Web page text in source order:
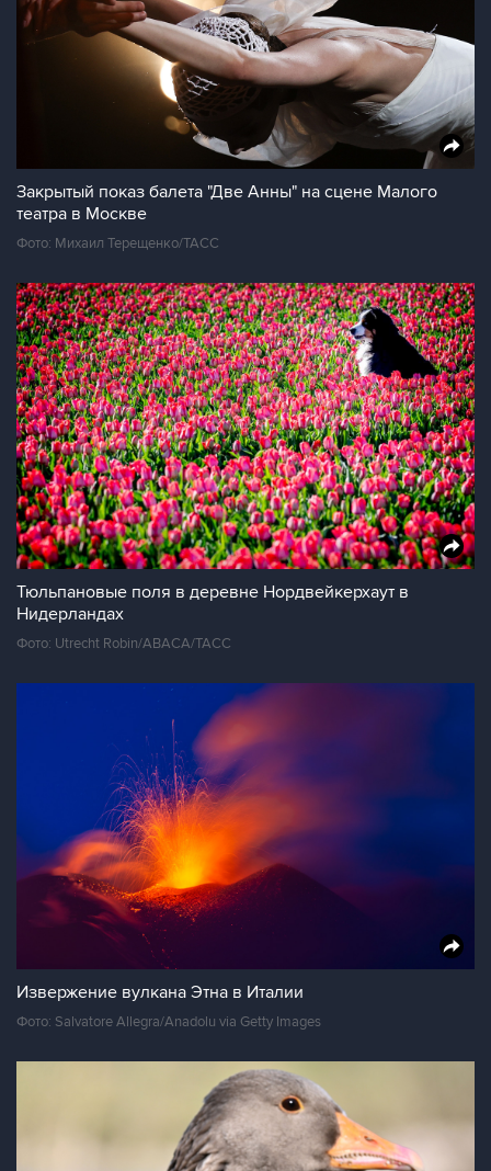
Закрытый показ балета "Две Анны" на сцене Малого
театра в Москве
Фото: Михаил Терещенко/ТАСС
Тюльпановые поля в деревне Нордвейкерхаут в
Нидерландах
Фото: Utrecht Robin/ABACA/ТАСС
Извержение вулкана Этна в Италии
Фото: Salvatore Allegra/Anadolu via Getty Images